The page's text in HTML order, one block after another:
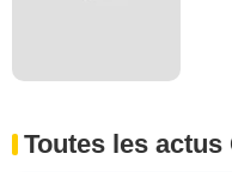
Toutes les